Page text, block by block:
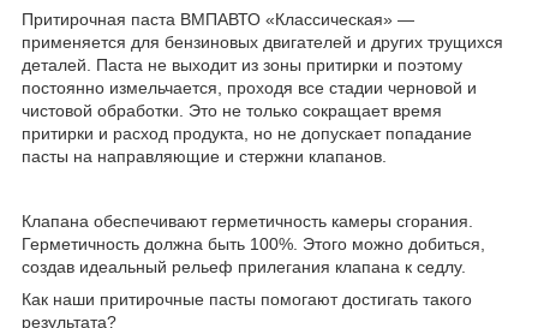
Притирочная паста ВМПАВТО «Классическая» —
применяется для бензиновых двигателей и других трущихся
деталей. Паста не выходит из зоны притирки и поэтому
постоянно измельчается, проходя все стадии черновой и
чистовой обработки. Это не только сокращает время
притирки и расход продукта, но не допускает попадание
пасты на направляющие и стержни клапанов.
Клапана обеспечивают герметичность камеры сгорания.
Герметичность должна быть 100%. Этого можно добиться,
создав идеальный рельеф прилегания клапана к седлу.
Как наши притирочные пасты помогают достигать такого
результата?